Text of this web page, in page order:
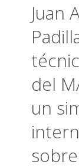
Juan
del
un